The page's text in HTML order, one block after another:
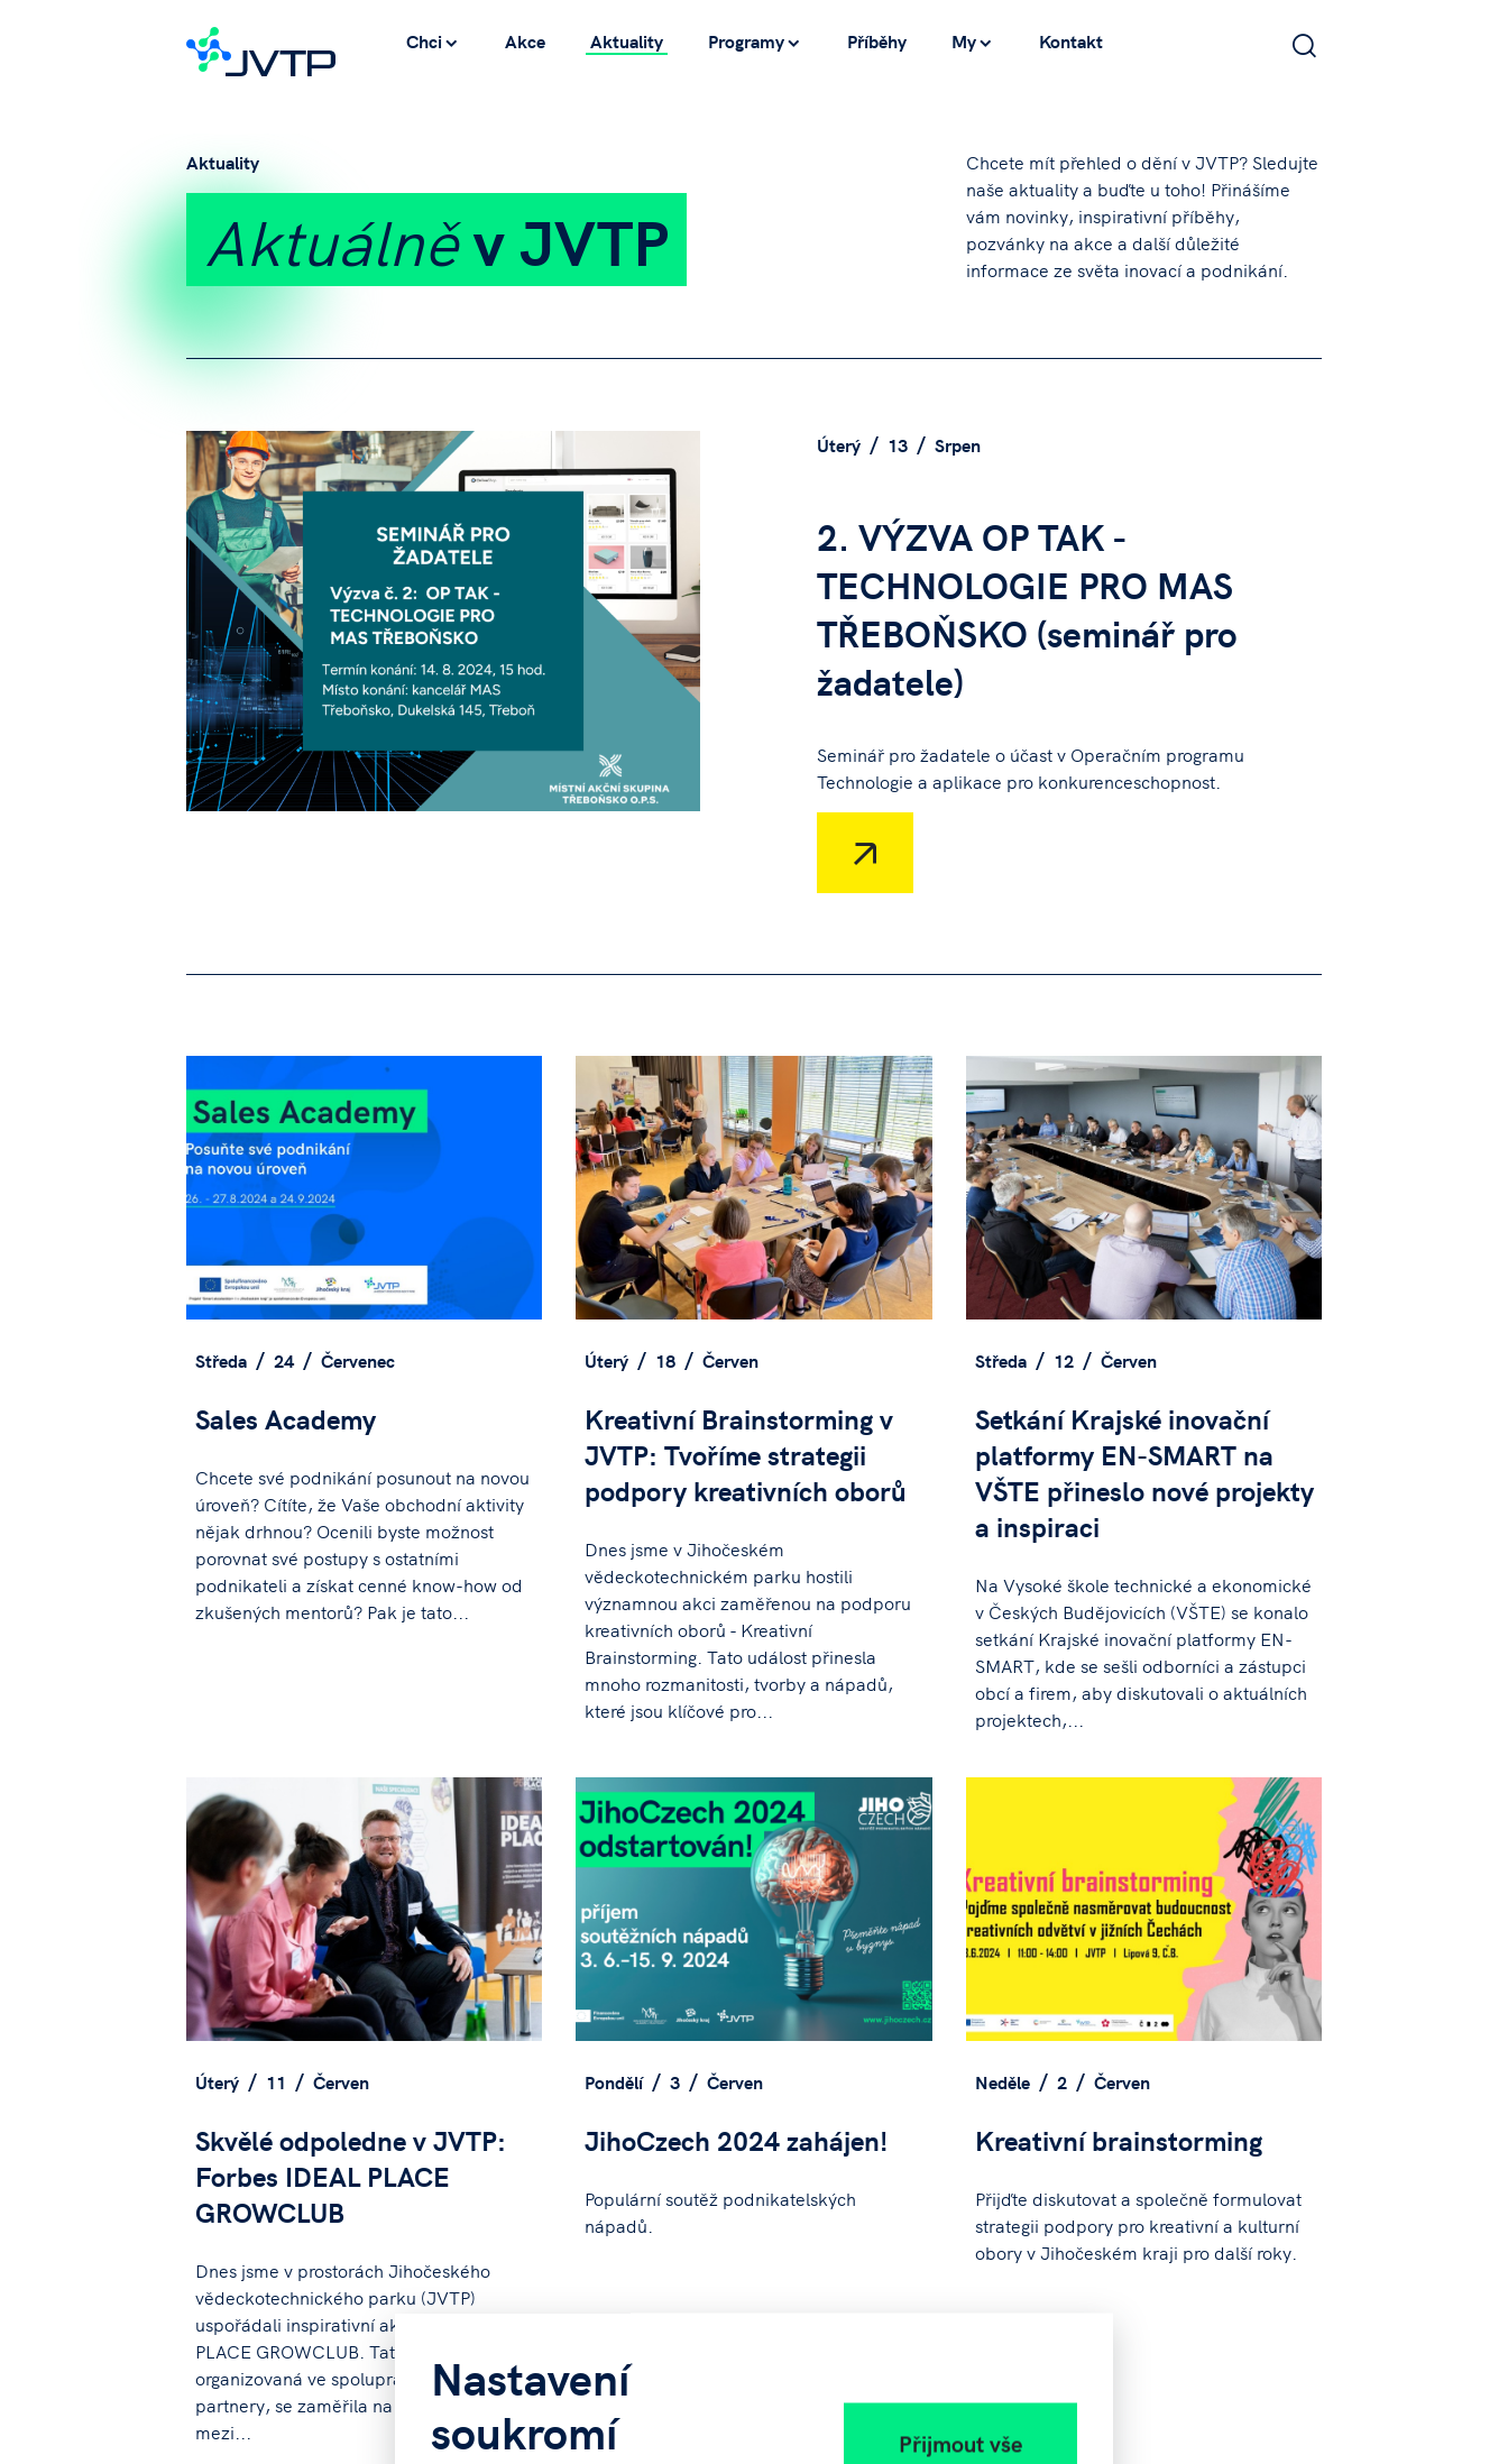
Nastavení
soukromí
Přijmout vše
Chci Akce Aktuality Programy Příběhy My Kontakt
Aktuality
Aktuálněv JVTP
Chcete mít přehled o dění v JVTP? Sledujte
naše aktuality a buďte u toho! Přinášíme
vám novinky, inspirativní příběhy,
pozvánky na akce a další důležité
informace ze světa inovací a podnikání.
Úterý 13 Srpen
2. VÝZVA OP TAK -
TECHNOLOGIE PRO MAS
TŘEBOŇSKO (seminář pro
žadatele)
Seminář pro žadatele o účast v Operačním programu
Technologie a aplikace pro konkurenceschopnost.
Středa 24 Červenec
Sales Academy
Chcete své podnikání posunout na novou
úroveň? Cítíte, že Vaše obchodní aktivity
nějak drhnou? Ocenili byste možnost
porovnat své postupy s ostatními
podnikateli a získat cenné know-how od
zkušených mentorů? Pak je tato...
Úterý 18 Červen
Kreativní Brainstorming v
JVTP: Tvoříme strategii
podpory kreativních oborů
Dnes jsme v Jihočeském
vědeckotechnickém parku hostili
významnou akci zaměřenou na podporu
kreativních oborů - Kreativní
Brainstorming. Tato událost přinesla
mnoho rozmanitosti, tvorby a nápadů,
které jsou klíčové pro...
Středa 12 Červen
Setkání Krajské inovační
platformy EN-SMART na
VŠTE přineslo nové projekty
a inspiraci
Na Vysoké škole technické a ekonomické
v Českých Budějovicích (VŠTE) se konalo
setkání Krajské inovační platformy EN-
SMART, kde se sešli odborníci a zástupci
obcí a firem, aby diskutovali o aktuálních
projektech,...
Úterý 11 Červen
Skvělé odpoledne v JVTP:
Forbes IDEAL PLACE
GROWCLUB
Dnes jsme v prostorách Jihočeského
vědeckotechnického parku (JVTP)
uspořádali inspirativní akci Forbes IDEAL
PLACE GROWCLUB. Tato událost,
organizovaná ve spolupráci s našimi
partnery, se zaměřila na spolupráci
mezi...
Pondělí 3 Červen
JihoCzech 2024 zahájen!
Populární soutěž podnikatelských
nápadů.
Neděle 2 Červen
Kreativní brainstorming
Přijďte diskutovat a společně formulovat
strategii podpory pro kreativní a kulturní
obory v Jihočeském kraji pro další roky.